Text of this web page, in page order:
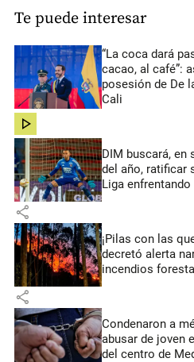
Te puede interesar
“La coca dará
cacao, al café”:
posesión de De
Cali
share
DIM buscará, en
del año, ratificar
Liga
share
¡Pilas con las
decretó alerta
incendios
share
Condenaron a
abusar de joven
del centro de